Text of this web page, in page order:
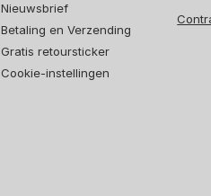
Nieuwsbrief
Betaling en Verzending
Gratis retoursticker
Cookie-instellingen